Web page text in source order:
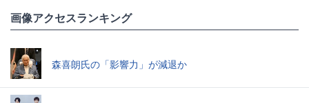
画像アクセスランキング
森喜朗氏の「影響力」が減退か